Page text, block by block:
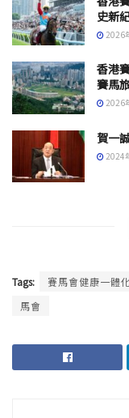
史新
2026
香港
賽馬
2026
賀一
2024
Tags: 賽馬會健康一體
馬會